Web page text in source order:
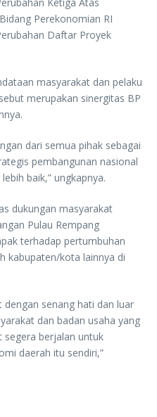
Perekonomian RI
Daftar Proyek
masyarakat dan pelaku
merupakan sinergitas BP
dari semua pihak sebagai
pembangunan nasional
baik,” ungkapnya.
dukungan masyarakat
Pulau Rempang
terhadap pertumbuhan
kabupaten/kota lainnya di
senang hati dan luar
dan badan usaha yang
segera berjalan untuk
daerah itu sendiri,”